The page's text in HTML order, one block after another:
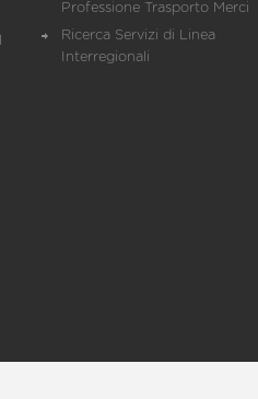
Professione Trasporto Merci
Ricerca Servizi di Linea
Interregionali